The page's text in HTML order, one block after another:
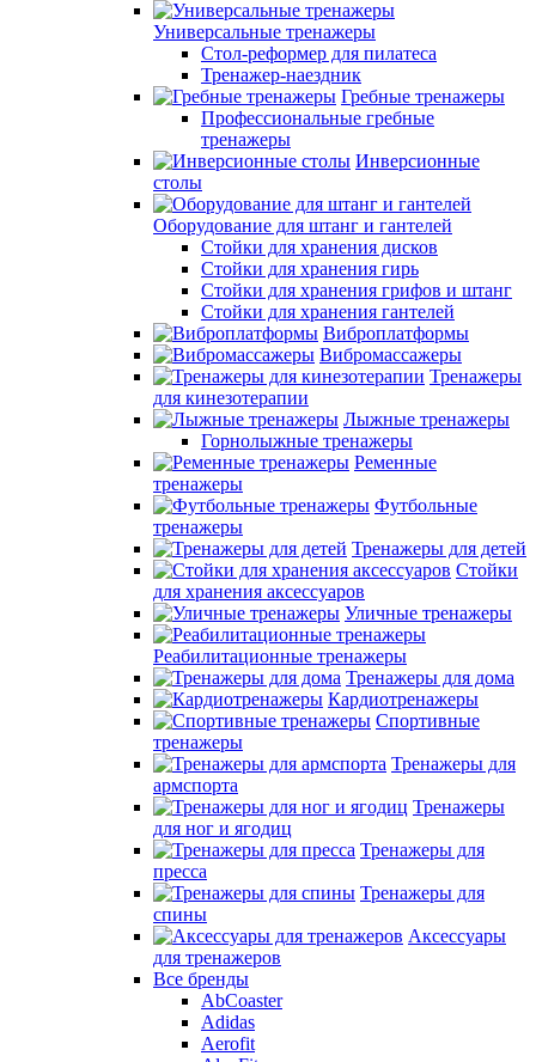
Универсальные тренажеры
Стол-реформер для пилатеса
Тренажер-наездник
Гребные тренажеры
Профессиональные гребные
тренажеры
Инверсионные
столы
Оборудование для штанг и гантелей
Стойки для хранения дисков
Стойки для хранения гирь
Стойки для хранения грифов и штанг
Стойки для хранения гантелей
Виброплатформы
Вибромассажеры
Тренажеры
для кинезотерапии
Лыжные тренажеры
Горнолыжные тренажеры
Ременные
тренажеры
Футбольные
тренажеры
Тренажеры для детей
Стойки
для хранения аксессуаров
Уличные тренажеры
Реабилитационные тренажеры
Тренажеры для дома
Кардиотренажеры
Спортивные
тренажеры
Тренажеры для
армспорта
Тренажеры
для ног и ягодиц
Тренажеры для
пресса
Тренажеры для
спины
Аксессуары
для тренажеров
Все бренды
AbCoaster
Adidas
Aerofit